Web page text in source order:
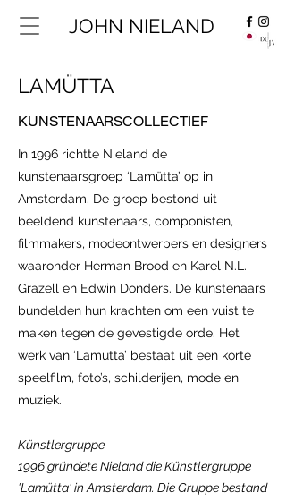
JOHN NIELAND
LAMÜTTA
KUNSTENAARSCOLLECTIEF
In 1996 richtte Nieland de
kunstenaarsgroep ‘Lamütta’ op in
Amsterdam. De groep bestond uit
beeldend kunstenaars, componisten,
filmmakers, modeontwerpers en designers
waaronder Herman Brood en Karel N.L.
Grazell en Edwin Donders. De kunstenaars
bundelden hun krachten om een vuist te
maken tegen de gevestigde orde. Het
werk van ‘Lamutta’ bestaat uit een korte
speelfilm, foto’s, schilderijen, mode en
muziek.
Künstlergruppe
1996 gründete Nieland die Künstlergruppe
'Lamütta' in Amsterdam. Die Gruppe bestand